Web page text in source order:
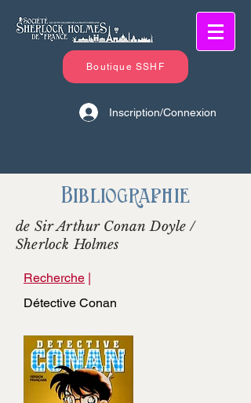
Boutique SSHF
Inscription/Connexion
Bibliographie
de Sir Arthur Conan Doyle /
Sherlock Holmes
Recherche |
Détective Conan